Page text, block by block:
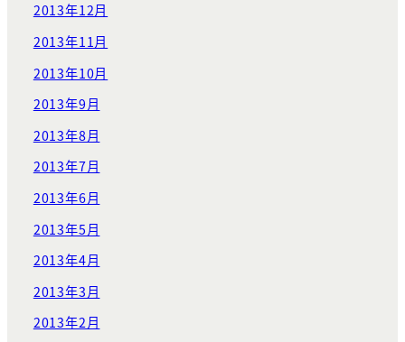
2013年12月
2013年11月
2013年10月
2013年9月
2013年8月
2013年7月
2013年6月
2013年5月
2013年4月
2013年3月
2013年2月